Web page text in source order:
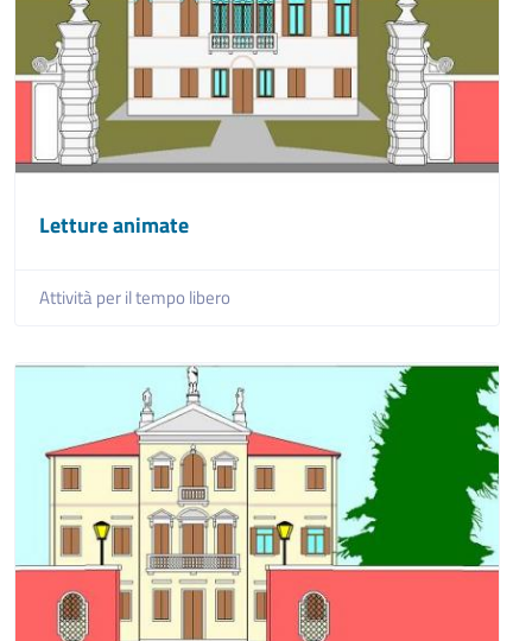
Letture animate
Attività per il tempo libero